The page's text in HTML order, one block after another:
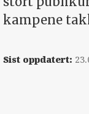
kampene
Sist oppdatert: